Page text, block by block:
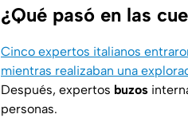
¿Qué pasó en las
Cinco expertos italianos
mientras realizaban una
Después, expertos buzos
personas.